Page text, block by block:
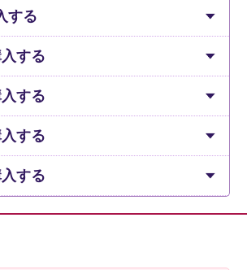
する
する
する
する
する